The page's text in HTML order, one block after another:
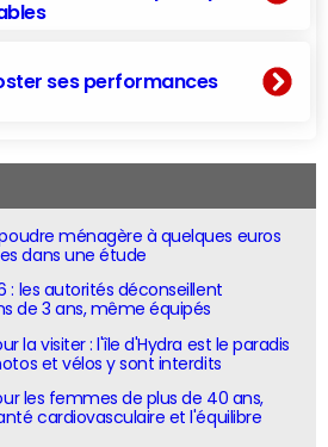
ses performances
ménagère à quelques euros
dans une étude
: les autorités déconseillent
de 3 ans, même équipés
la visiter : l'île d'Hydra est le paradis
et vélos y sont interdits
les femmes de plus de 40 ans,
cardiovasculaire et l'équilibre